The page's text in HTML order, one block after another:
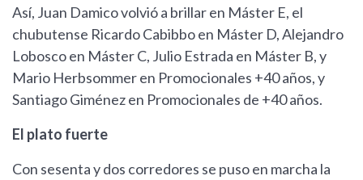
Así, Juan Damico volvió a brillar en Máster E, el
chubutense Ricardo Cabibbo en Máster D, Alejandro
Lobosco en Máster C, Julio Estrada en Máster B, y
Mario Herbsommer en Promocionales +40 años, y
Santiago Giménez en Promocionales de +40 años.
El plato fuerte
Con sesenta y dos corredores se puso en marcha la